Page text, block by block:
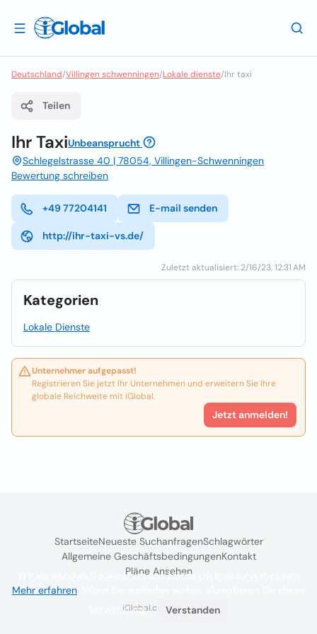
Deutschland/Villingen schwenningen/Lokale dienste/Ihr taxi
Teilen
Ihr TaxiUnbeansprucht
Schlegelstrasse 40 | 78054, Villingen-Schwenningen
Bewertung schreiben
+49 77204141 E-mail senden
http://ihr-taxi-vs.de/
Zuletzt aktualisiert: 2/16/23, 12:31 AM
Kategorien
Lokale Dienste
Unternehmer aufgepasst!
Registrieren Sie jetzt Ihr Unternehmen und erweitern Sie Ihre
globale Reichweite mit iGlobal.
Jetzt anmelden!
StartseiteNeueste SuchanfragenSchlagwörter
Allgemeine GeschäftsbedingungenKontakt
Pläne Ansehen
iGlobal.co @ 2024
Wir verwenden Cookies, um das Nutzererlebnis zu verbessern
Mehr erfahren
Verwendung.
Verstanden